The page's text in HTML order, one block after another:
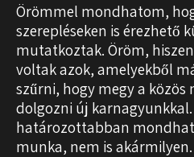
Örömmel mondhatom,
szerepléseken is érezhető
mutatkoztak. Öröm,
voltak azok, amelyekből
szűrni, hogy megy a
dolgozni új
határozottabban
munka, nem is akármilyen.